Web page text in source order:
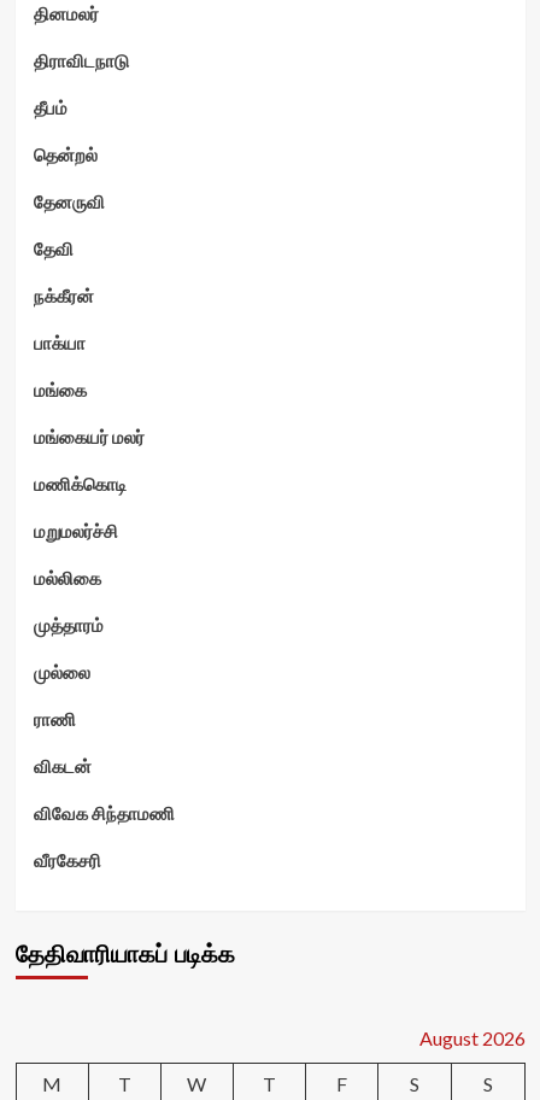
தினமலர்
திராவிடநாடு
தீபம்
தென்றல்
தேனருவி
தேவி
நக்கீரன்
பாக்யா
மங்கை
மங்கையர் மலர்
மணிக்கொடி
மறுமலர்ச்சி
மல்லிகை
முத்தாரம்
முல்லை
ராணி
விகடன்
விவேக சிந்தாமணி
வீரகேசரி
தேதிவாரியாகப் படிக்க
August 2026
M
T W T F S S